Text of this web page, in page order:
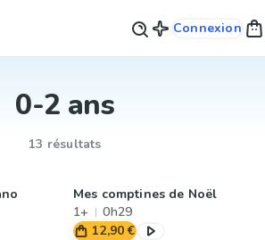
Connexion
0-2 ans
13 résultats
Mes comptines de Noël
1+
0h29
12,90 €